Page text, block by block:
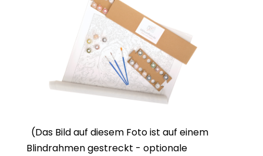
(Das Bild auf diesem Foto ist auf einem
Blindrahmen gestreckt - optionale